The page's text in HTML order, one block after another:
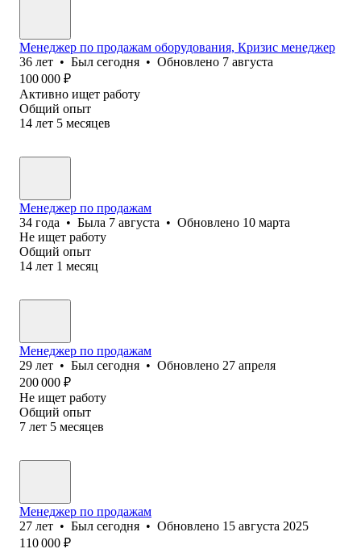
Менеджер по продажам оборудования, Кризис менеджер
36 лет • Был сегодня • Обновлено 7 августа
100 000 ₽
Активно ищет работу
Общий опыт
14 лет 5 месяцев
Менеджер по продажам
34 года • Была 7 августа • Обновлено 10 марта
Не ищет работу
Общий опыт
14 лет 1 месяц
Менеджер по продажам
29 лет • Был сегодня • Обновлено 27 апреля
200 000 ₽
Не ищет работу
Общий опыт
7 лет 5 месяцев
Менеджер по продажам
27 лет • Был сегодня • Обновлено 15 августа 2025
110 000 ₽